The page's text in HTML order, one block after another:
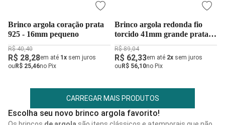
Brinco argola coração prata
925 - 16mm pequeno
R$ 40,40
R$ 28,28em até 1x sem juros
ouR$ 25,46no Pix
Brinco argola redonda fio
torcido 41mm grande prata
925
R$ 89,04
R$ 62,33em até 2x sem juros
ouR$ 56,10no Pix
CARREGAR MAIS PRODUTOS
Escolha seu novo brinco argola favorito!